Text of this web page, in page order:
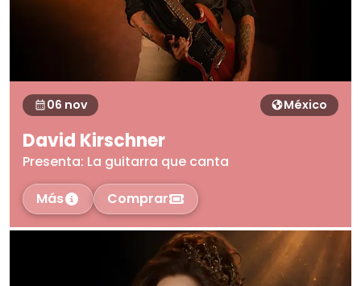
06 nov México
David Kirschner
Presenta: La guitarra que canta
Más
Comprar